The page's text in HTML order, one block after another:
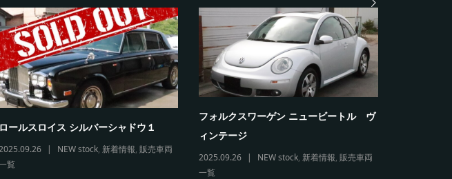
ロールスロイス シルバーシャドウ１
NEW stock, 新着情報, 販売車両
覧
フォルクスワーゲン ニュービートル ヴ
ィンテージ
2025.09.26 NEW stock, 新着情報, 販売車両
一覧